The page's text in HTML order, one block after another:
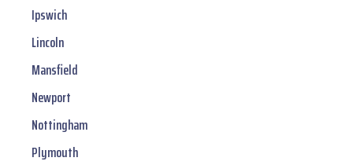
Ipswich
Lincoln
Mansfield
Newport
Nottingham
Plymouth